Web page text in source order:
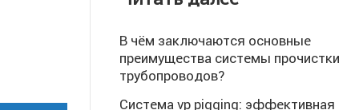
в чём заключаются основные
преимущества системы прочистки
трубопроводов?
система vp pigging: эффективная